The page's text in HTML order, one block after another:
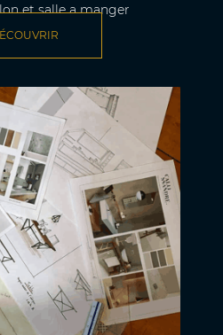
et salle a manger